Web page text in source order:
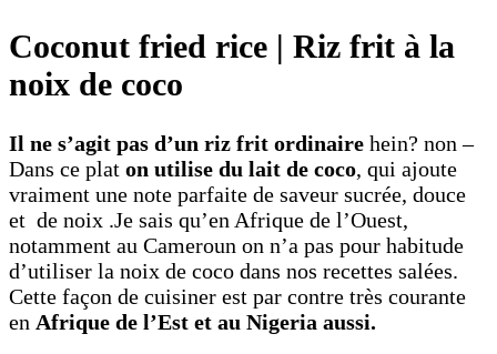
Coconut fried rice | Riz frit à la
noix de coco
Il ne s’agit pas d’un riz frit ordinaire hein? non –
Dans ce plat on utilise du lait de coco, qui ajoute
vraiment une note parfaite de saveur sucrée, douce
et de noix .Je sais qu’en Afrique de l’Ouest,
notamment au Cameroun on n’a pas pour habitude
d’utiliser la noix de coco dans nos recettes salées.
Cette façon de cuisiner est par contre très courante
en Afrique de l’Est et au Nigeria aussi.